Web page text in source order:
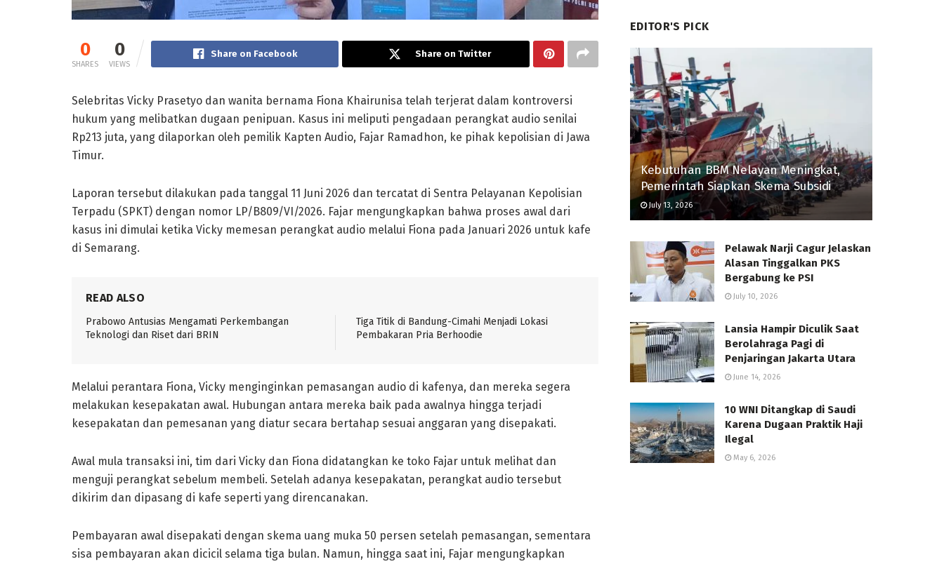
0
SHARES
0
VIEWS
Share on Facebook Share on Twitter
Selebritas Vicky Prasetyo dan wanita bernama Fiona Khairunisa telah terjerat dalam kontroversi
hukum yang melibatkan dugaan penipuan. Kasus ini meliputi pengadaan perangkat audio senilai
Rp213 juta, yang dilaporkan oleh pemilik Kapten Audio, Fajar Ramadhon, ke pihak kepolisian di Jawa
Timur.
Laporan tersebut dilakukan pada tanggal 11 Juni 2026 dan tercatat di Sentra Pelayanan Kepolisian
Terpadu (SPKT) dengan nomor LP/B809/VI/2026. Fajar mengungkapkan bahwa proses awal dari
kasus ini dimulai ketika Vicky memesan perangkat audio melalui Fiona pada Januari 2026 untuk kafe
di Semarang.
READ ALSO
Prabowo Antusias Mengamati Perkembangan
Teknologi dan Riset dari BRIN
Tiga Titik di Bandung-Cimahi Menjadi Lokasi
Pembakaran Pria Berhoodie
Melalui perantara Fiona, Vicky menginginkan pemasangan audio di kafenya, dan mereka segera
melakukan kesepakatan awal. Hubungan antara mereka baik pada awalnya hingga terjadi
kesepakatan dan pemesanan yang diatur secara bertahap sesuai anggaran yang disepakati.
Awal mula transaksi ini, tim dari Vicky dan Fiona didatangkan ke toko Fajar untuk melihat dan
menguji perangkat sebelum membeli. Setelah adanya kesepakatan, perangkat audio tersebut
dikirim dan dipasang di kafe seperti yang direncanakan.
Pembayaran awal disepakati dengan skema uang muka 50 persen setelah pemasangan, sementara
sisa pembayaran akan dicicil selama tiga bulan. Namun, hingga saat ini, Fajar mengungkapkan
EDITOR'S PICK
Kebutuhan BBM Nelayan Meningkat,
Pemerintah Siapkan Skema Subsidi
July 13, 2026
Pelawak Narji Cagur Jelaskan
Alasan Tinggalkan PKS
Bergabung ke PSI
July 10, 2026
Lansia Hampir Diculik Saat
Berolahraga Pagi di
Penjaringan Jakarta Utara
June 14, 2026
10 WNI Ditangkap di Saudi
Karena Dugaan Praktik Haji
Ilegal
May 6, 2026